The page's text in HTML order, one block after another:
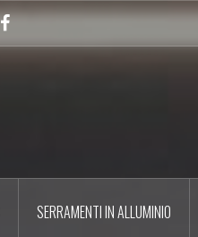
SERRAMENTI IN ALLUMINIO